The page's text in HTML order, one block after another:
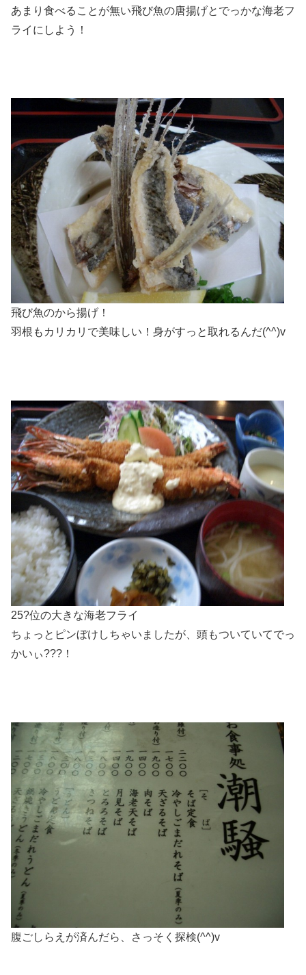
あまり食べることが無い飛び魚の唐揚げとでっかな海老フ
ライにしよう！
飛び魚のから揚げ！
羽根もカリカリで美味しい！身がすっと取れるんだ(^^)v
25?位の大きな海老フライ
ちょっとピンぼけしちゃいましたが、頭もついていてでっ
かいぃ???！
腹ごしらえが済んだら、さっそく探検(^^)v